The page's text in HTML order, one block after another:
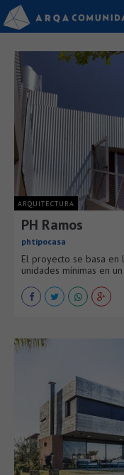
ARQUITECTURA
PH Ramos
phtipocasa
El proyecto se basa
unidades mínimas en